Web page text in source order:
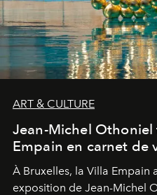
ART & CULTURE
Jean-Michel Othoniel
Empain en carnet de
À Bruxelles, la Villa
exposition de Jean-Michel